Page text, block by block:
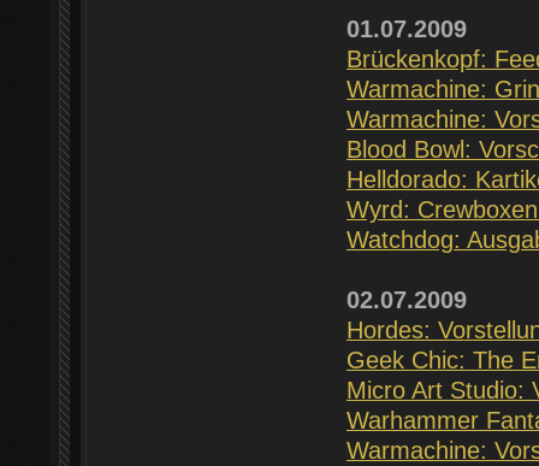
01.07.2009
Brückenkopf:
Warmachine:
Warmachine:
Blood Bowl:
Helldorado:
Wyrd:
Watchdog:
02.07.2009
Hordes:
Geek Chic: The
Micro Art Studio:
Warhammer
Warmachine: